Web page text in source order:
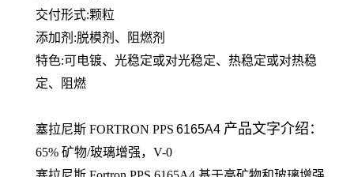
交付形式:颗粒
添加剂:脱模剂、阻燃剂
特色:可电镀、光稳定或对光稳定、热稳定或对热稳
定、阻燃
塞拉尼斯 FORTRON PPS 6165A4 产品文字介绍：
65% 矿物/玻璃增强，V-0